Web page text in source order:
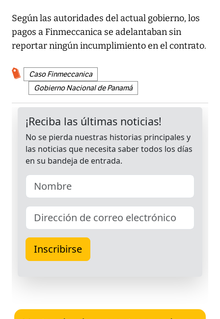
Según las autoridades del actual gobierno, los
pagos a Finmeccanica se adelantaban sin
reportar ningún incumplimiento en el contrato.
Caso Finmeccanica
Gobierno Nacional de Panamá